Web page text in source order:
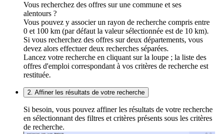
Vous recherchez des offres sur une commune et ses
alentours ?
Vous pouvez y associer un rayon de recherche compris entre
0 et 100 km (par défaut la valeur sélectionnée est de 10 km).
Si vous recherchez des offres sur deux départements, vous
devez alors effectuer deux recherches séparées.
Lancez votre recherche en cliquant sur la loupe ; la liste des
offres d'emploi correspondant à vos critères de recherche est
restituée.
2. Affiner les résultats de votre recherche
Si besoin, vous pouvez affiner les résultats de votre recherche
en sélectionnant des filtres et critères présents sous les critères
de recherche.